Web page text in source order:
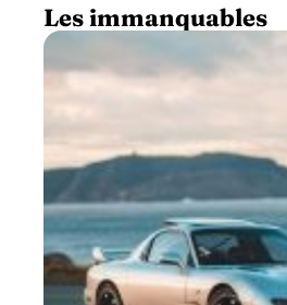
Les immanquables